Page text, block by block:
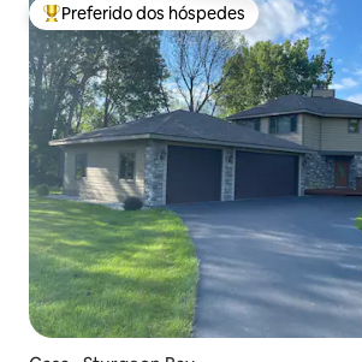
Entre os melhores preferidos dos
Preferido dos hóspedes